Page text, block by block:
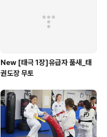
New [태극 1장]유급자 품새_태
권도장 무토